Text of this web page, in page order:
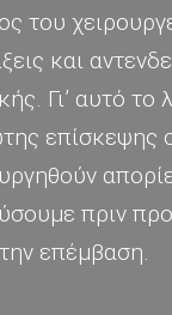
του
και
Γι’ αυτό το
επίσκεψης
πριν
επέμβαση.